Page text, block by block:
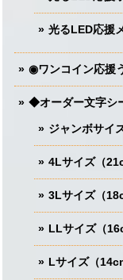
光るLED応援
◉ワンコイン応援
◆オーダー文字シ
ジャンボサイ
4Lサイズ（
3Lサイズ（
LLサイズ（
Lサイズ（